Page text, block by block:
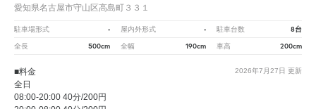
愛知県名古屋市守山区高島町３３１
駐車場形式 - 屋内外形式 - 駐車台数 8台
全長 500cm 全幅 190cm 車高 200cm
2026年7月27日 更新
■料金
全日
08:00-20:00 40分/200円